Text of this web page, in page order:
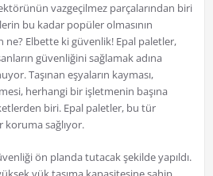
vazgeçilmez parçalarından biri
bu kadar popüler olmasının
ne? Elbette ki güvenlik! Epal paletler,
güvenliğini sağlamak adına
Taşınan eşyaların kayması,
herhangi bir işletmenin başına
biri. Epal paletler, bu tür
koruma sağlıyor.
ön planda tutacak şekilde yapıldı.